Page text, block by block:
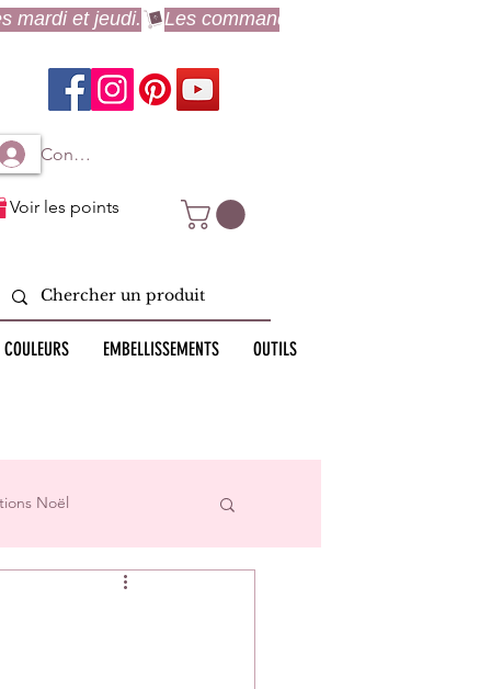
Connexion à mon compte
Voir les points
EMBELLISSEMENTS OUTILS
Noël